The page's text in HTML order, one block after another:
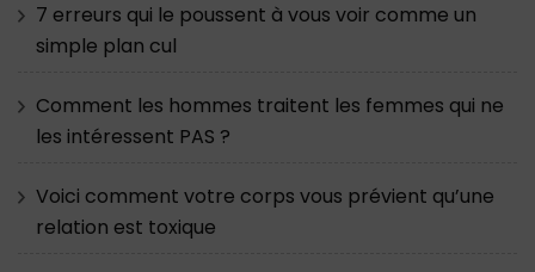
7 erreurs qui le poussent à vous voir comme un
simple plan cul
Comment les hommes traitent les femmes qui ne
les intéressent PAS ?
Voici comment votre corps vous prévient qu’une
relation est toxique